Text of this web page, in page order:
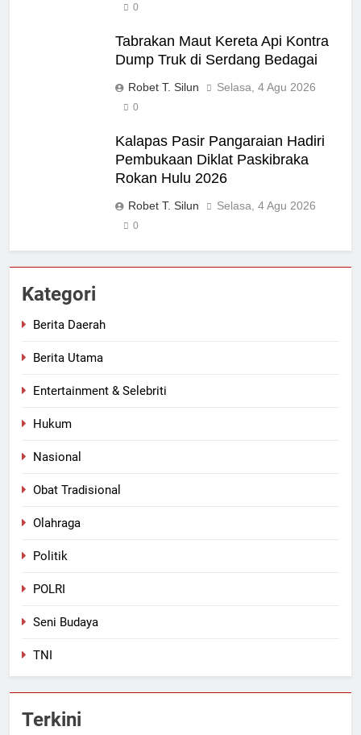
0
Tabrakan Maut Kereta Api Kontra
Dump Truk di Serdang Bedagai
Robet T. Silun Selasa, 4 Agu 2026
0
Kalapas Pasir Pangaraian Hadiri
Pembukaan Diklat Paskibraka
Rokan Hulu 2026
Robet T. Silun Selasa, 4 Agu 2026
0
Kategori
Berita Daerah
Berita Utama
Entertainment & Selebriti
Hukum
Nasional
Obat Tradisional
Olahraga
Politik
POLRI
Seni Budaya
TNI
Terkini